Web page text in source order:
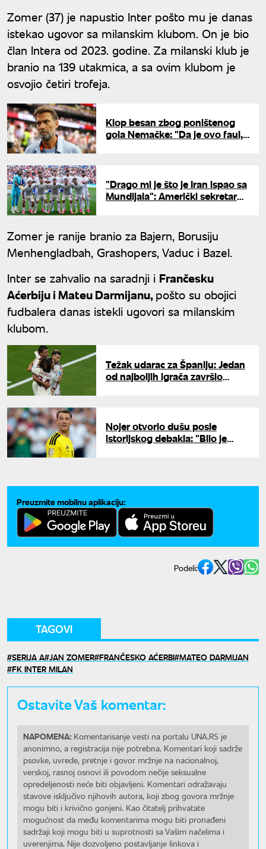
Zomer (37) je napustio Inter pošto mu je danas
istekao ugovor sa milanskim klubom. On je bio
član Intera od 2023. godine. Za milanski klub je
branio na 139 utakmica, a sa ovim klubom je
osvojio četiri trofeja.
Klop besan zbog poništenog
gola Nemačke: "Da je ovo faul,
"Drago mi je što je Iran ispao sa
Mundijala": Američki sekretar
Zomer je ranije branio za Bajern, Borusiju
Menhengladbah, Grashopers, Vaduc i Bazel.
Inter se zahvalio na saradnji i Frančesku
Aćerbiju i Mateu Darmijanu,pošto su obojici
fudbalera danas istekli ugovori sa milanskim
klubom.
Težak udarac za Španiju: Jedan
od najboljih igrača završio
Nojer otvorio dušu posle
istorijskog debakla: "Bilo je
Preuzmite mobilnu aplikaciju:
Podeli:
TAGOVI
SERIJA A JAN ZOMER FRANČESKO AĆERBI MATEO DARMIJAN
FK INTER MILAN
Ostavite Vaš komentar:
NAPOMENA: Komentarisanje vesti na portalu UNA.RS je
anonimno, a registracija nije potrebna. Komentari koji sadrže
psovke, uvrede, pretnje i govor mržnje na nacionalnoj,
verskoj, rasnoj osnovi ili povodom nečije seksualne
opredeljenosti neće biti objavljeni. Komentari odražavaju
stavove isključivo njihovih autora, koji zbog govora mržnje
mogu biti i krivično gonjeni. Kao čitatelj prihvatate
mogućnost da među komentarima mogu biti pronađeni
sadržaji koji mogu biti u suprotnosti sa Vašim načelima i
uverenjima. Nije dozvoljeno postavljanje linkova i